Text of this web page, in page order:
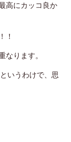
高にカッコ良か
！
なります。
いうわけで、思